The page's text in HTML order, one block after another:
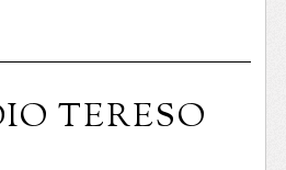
TERESO